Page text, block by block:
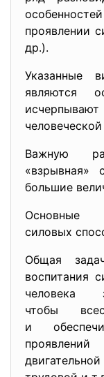
проявлении
др.).
Указанные
являются
исчерпывают
Важную
«взрывная»
большие
силовых
Общая
воспитания
чтобы
и